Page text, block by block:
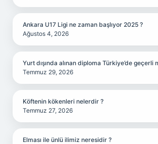
Ankara U17 Ligi ne zaman başlıyor 2025 ?
Ağustos 4, 2026
Yurt dışında alınan diploma Türkiye’de geçerli
Temmuz 29, 2026
Köftenin kökenleri nelerdir ?
Temmuz 27, 2026
Elması ile ünlü ilimiz neresidir ?